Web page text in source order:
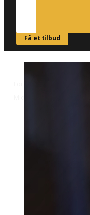
SE OVERSIGT
Få et tilbud
udføres
Vi forbinder
der kan